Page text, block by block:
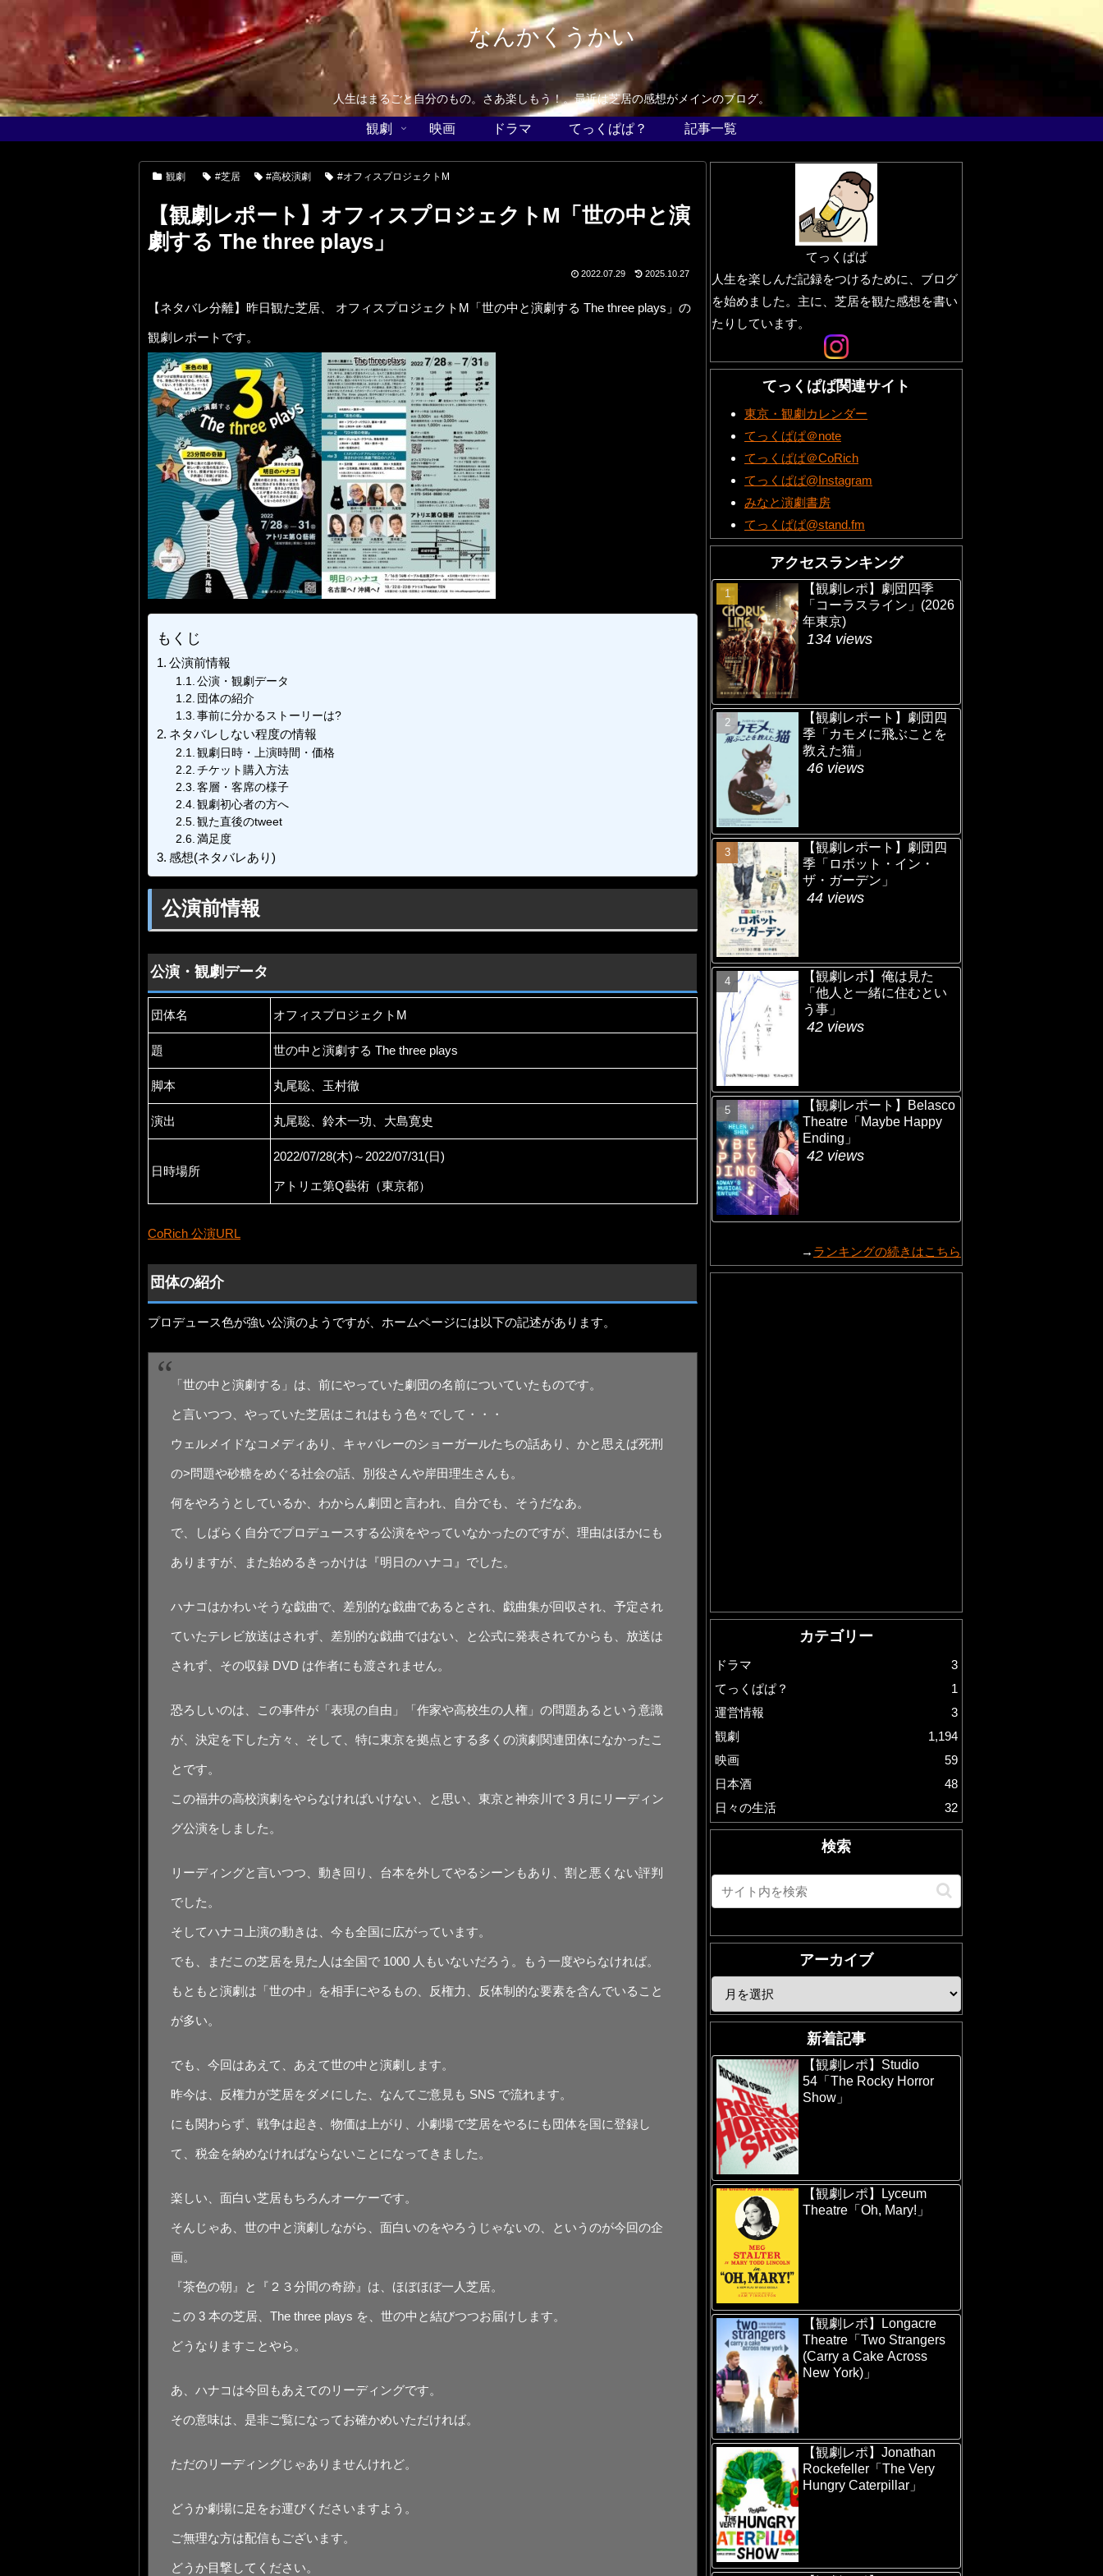
なんかくうかい
人生はまるごと自分のもの。さあ楽しもう！。最近は芝居の感想がメインのブログ。
観劇 映画 ドラマ てっくぱぱ？ 記事一覧
観劇 #芝居 #高校演劇 #オフィスプロジェクトM
【観劇レポート】オフィスプロジェクトM「世の中と演
劇する The three plays」
2022.07.29 2025.10.27
【ネタバレ分離】昨日観た芝居、 オフィスプロジェクトM「世の中と演劇する The three plays」の
観劇レポートです。
もくじ
公演前情報
公演・観劇データ
団体の紹介
事前に分かるストーリーは?
ネタバレしない程度の情報
観劇日時・上演時間・価格
チケット購入方法
客層・客席の様子
観劇初心者の方へ
観た直後のtweet
満足度
感想(ネタバレあり)
公演前情報
公演・観劇データ
団体名 オフィスプロジェクトM
題 世の中と演劇する The three plays
脚本 丸尾聡、玉村徹
演出 丸尾聡、鈴木一功、大島寛史
日時場所
2022/07/28(木)～2022/07/31(日)
アトリエ第Q藝術（東京都）
CoRich 公演URL
団体の紹介
プロデュース色が強い公演のようですが、ホームページには以下の記述があります。
「世の中と演劇する」は、前にやっていた劇団の名前についていたものです。
と⾔いつつ、やっていた芝居はこれはもう⾊々でして・・・
ウェルメイドなコメディあり、キャバレーのショーガールたちの話あり、かと思えば死刑
の>問題や砂糖をめぐる社会の話、別役さんや岸⽥理⽣さんも。
何をやろうとしているか、わからん劇団と⾔われ、⾃分でも、そうだなあ。
で、しばらく⾃分でプロデュースする公演をやっていなかったのですが、理由はほかにも
ありますが、また始めるきっかけは『明⽇のハナコ』でした。
ハナコはかわいそうな戯曲で、差別的な戯曲であるとされ、戯曲集が回収され、予定され
ていたテレビ放送はされず、差別的な戯曲ではない、と公式に発表されてからも、放送は
されず、その収録 DVD は作者にも渡されません。
恐ろしいのは、この事件が「表現の⾃由」「作家や⾼校⽣の⼈権」の問題あるという意識
が、決定を下した⽅々、そして、特に東京を拠点とする多くの演劇関連団体になかったこ
とです。
この福井の⾼校演劇をやらなければいけない、と思い、東京と神奈川で 3 ⽉にリーディン
グ公演をしました。
リーディングと⾔いつつ、動き回り、台本を外してやるシーンもあり、割と悪くない評判
でした。
そしてハナコ上演の動きは、今も全国に広がっています。
でも、まだこの芝居を⾒た⼈は全国で 1000 ⼈もいないだろう。もう⼀度やらなければ。
もともと演劇は「世の中」を相⼿にやるもの、反権⼒、反体制的な要素を含んでいること
が多い。
でも、今回はあえて、あえて世の中と演劇します。
昨今は、反権⼒が芝居をダメにした、なんてご意⾒も SNS で流れます。
にも関わらず、戦争は起き、物価は上がり、⼩劇場で芝居をやるにも団体を国に登録し
て、税⾦を納めなければならないことになってきました。
楽しい、⾯⽩い芝居もちろんオーケーです。
そんじゃあ、世の中と演劇しながら、⾯⽩いのをやろうじゃないの、というのが今回の企
画。
『茶⾊の朝』と『２３分間の奇跡』は、ほぼほぼ⼀⼈芝居。
この 3 本の芝居、The three plays を、世の中と結びつつお届けします。
どうなりますことやら。
あ、ハナコは今回もあえてのリーディングです。
その意味は、是⾮ご覧になってお確かめいただければ。
ただのリーディングじゃありませんけれど。
どうか劇場に⾜をお運びくださいますよう。
ご無理な⽅は配信もございます。
どうか⽬撃してください。
てっくぱぱ
人生を楽しんだ記録をつけるために、ブログ
を始めました。主に、芝居を観た感想を書い
たりしています。
てっくぱぱ関連サイト
東京・観劇カレンダー
てっくぱぱ＠note
てっくぱぱ＠CoRich
てっくぱぱ@Instagram
みなと演劇書房
てっくぱぱ@stand.fm
アクセスランキング
【観劇レポ】劇団四季
「コーラスライン」(2026
年東京)
134 views
【観劇レポート】劇団四
季「カモメに飛ぶことを
教えた猫」
46 views
【観劇レポート】劇団四
季「ロボット・イン・
ザ・ガーデン」
44 views
【観劇レポ】俺は見た
「他人と一緒に住むとい
う事」
42 views
【観劇レポート】Belasco
Theatre「Maybe Happy
Ending」
42 views
→ ランキングの続きはこちら
カテゴリー
ドラマ
3
てっくぱぱ？
1
運営情報
3
観劇
1,194
映画
59
日本酒
48
日々の生活
32
検索
アーカイブ
新着記事
【観劇レポ】Studio
54「The Rocky Horror
Show」
【観劇レポ】Lyceum
Theatre「Oh, Mary!」
【観劇レポ】Longacre
Theatre「Two Strangers
(Carry a Cake Across
New York)」
【観劇レポ】Jonathan
Rockefeller「The Very
Hungry Caterpillar」